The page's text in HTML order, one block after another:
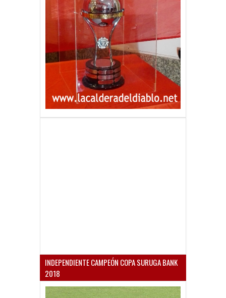
INDEPENDIENTE CAMPEÓN COPA SURUGA BANK
2018